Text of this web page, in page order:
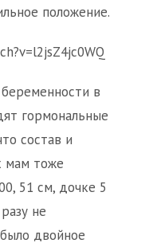
положение.
в
гормональные
состав и
мам тоже
51 см, дочке 5
не
двойное